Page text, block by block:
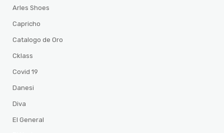
Arles Shoes
Capricho
Catalogo de Oro
Cklass
Covid 19
Danesi
Diva
El General